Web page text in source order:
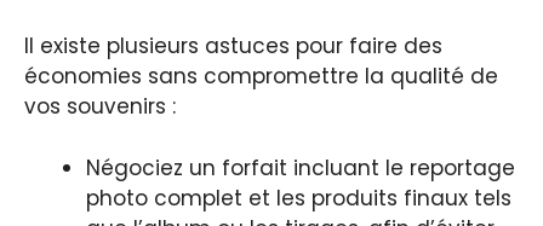
Il existe plusieurs astuces pour faire des
économies sans compromettre la qualité de
vos souvenirs :
Négociez un forfait incluant le reportage
photo complet et les produits finaux tels